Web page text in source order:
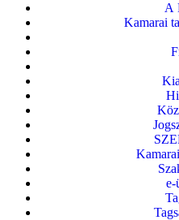
A
Kamarai
e-